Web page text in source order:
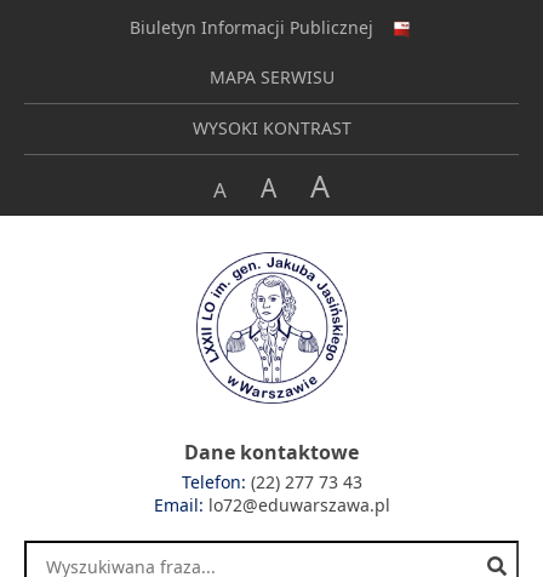
Biuletyn Informacji Publicznej
MAPA SERWISU
WYSOKI KONTRAST
A A A
Dane kontaktowe
Telefon: (22) 277 73 43
Email: lo72@eduwarszawa.pl
Wyszukiwanie zawartości strony: